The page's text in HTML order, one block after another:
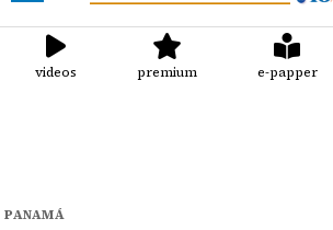
videos premium e-papper
PANAMÁ